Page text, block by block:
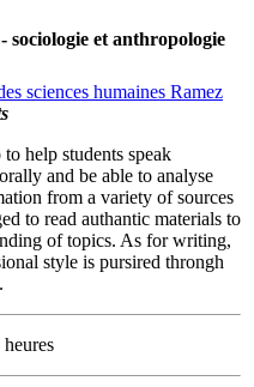
sociologie et anthropologie
sciences humaines Ramez
help students speak
and be able to analyse
from a variety of sources
to read authantic materials to
of topics. As for writing,
style is pursired throngh